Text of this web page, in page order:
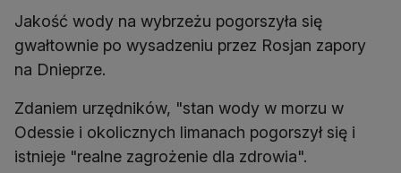
Jakość wody na wybrzeżu pogorszyła się
gwałtownie po wysadzeniu przez Rosjan zapory
na Dnieprze.
Zdaniem urzędników, "stan wody w morzu w
Odessie i okolicznych limanach pogorszył się i
istnieje "realne zagrożenie dla zdrowia".